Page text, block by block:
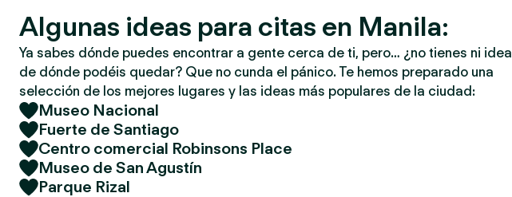
Algunas ideas para citas en Manila:
Ya sabes dónde puedes encontrar a gente cerca de ti, pero… ¿no tienes ni idea
de dónde podéis quedar? Que no cunda el pánico. Te hemos preparado una
selección de los mejores lugares y las ideas más populares de la ciudad:
Museo Nacional
Fuerte de Santiago
Centro comercial Robinsons Place
Museo de San Agustín
Parque Rizal